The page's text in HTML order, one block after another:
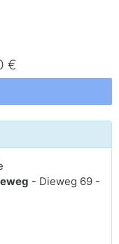
€
- Dieweg 69 -